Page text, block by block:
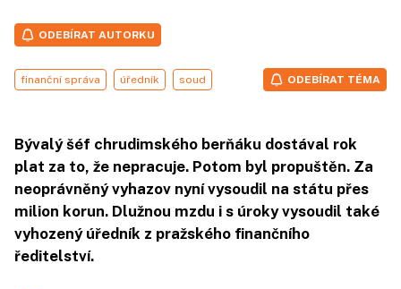
ODEBÍRAT AUTORKU
finanční správa úředník soud ODEBÍRAT TÉMA
Bývalý šéf chrudimského berňáku dostával rok
plat za to, že nepracuje. Potom byl propuštěn. Za
neoprávněný vyhazov nyní vysoudil na státu přes
milion korun. Dlužnou mzdu i s úroky vysoudil také
vyhozený úředník z pražského finančního
ředitelství.